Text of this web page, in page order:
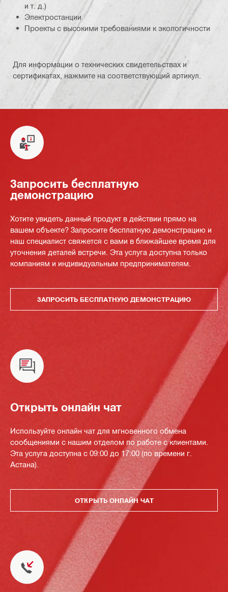
и т. д.)
Электростанции
Проекты с высокими требованиями к экологичности
Для информации о технических свидетельствах и
сертификатах, нажмите на соответствующий артикул.
Запросить бесплатную
демонстрацию
Хотите увидеть данный продукт в действии прямо на
вашем объекте? Запросите бесплатную демонстрацию и
наш специалист свяжется с вами в ближайшее время для
уточнения деталей встречи. Эта услуга доступна только
компаниям и индивидуальным предпринимателям.
ЗАПРОСИТЬ БЕСПЛАТНУЮ ДЕМОНСТРАЦИЮ
Открыть онлайн чат
Используйте онлайн чат для мгновенного обмена
сообщениями с нашим отделом по работе с клиентами.
Эта услуга доступна с 09:00 до 17:00 (по времени г.
Астана).
ОТКРЫТЬ ОНЛАЙН ЧАТ